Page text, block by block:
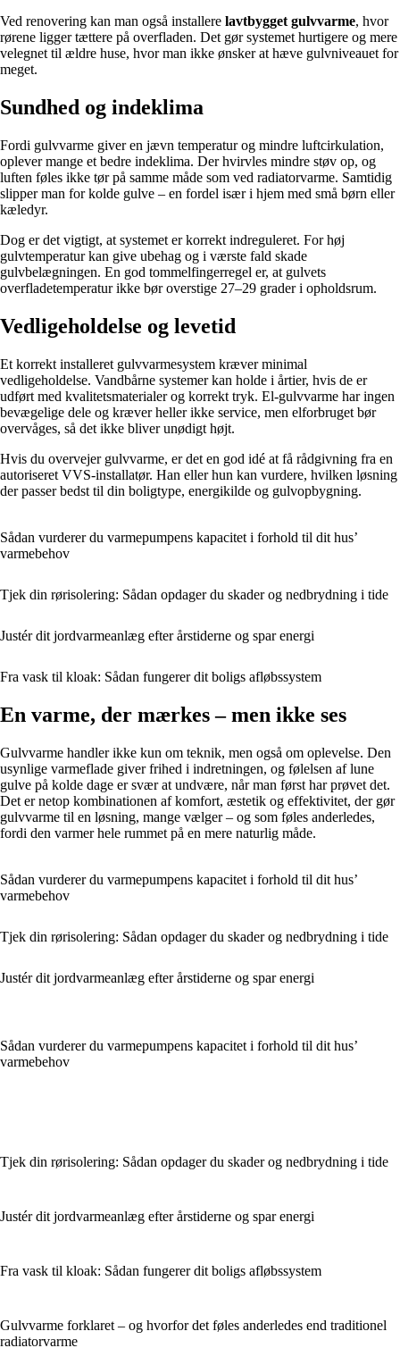
Ved renovering kan man også installere lavtbygget gulvvarme, hvor
rørene ligger tættere på overfladen. Det gør systemet hurtigere og mere
velegnet til ældre huse, hvor man ikke ønsker at hæve gulvniveauet for
meget.
Sundhed og indeklima
Fordi gulvvarme giver en jævn temperatur og mindre luftcirkulation,
oplever mange et bedre indeklima. Der hvirvles mindre støv op, og
luften føles ikke tør på samme måde som ved radiatorvarme. Samtidig
slipper man for kolde gulve – en fordel især i hjem med små børn eller
kæledyr.
Dog er det vigtigt, at systemet er korrekt indreguleret. For høj
gulvtemperatur kan give ubehag og i værste fald skade
gulvbelægningen. En god tommelfingerregel er, at gulvets
overfladetemperatur ikke bør overstige 27–29 grader i opholdsrum.
Vedligeholdelse og levetid
Et korrekt installeret gulvvarmesystem kræver minimal
vedligeholdelse. Vandbårne systemer kan holde i årtier, hvis de er
udført med kvalitetsmaterialer og korrekt tryk. El-gulvvarme har ingen
bevægelige dele og kræver heller ikke service, men elforbruget bør
overvåges, så det ikke bliver unødigt højt.
Hvis du overvejer gulvvarme, er det en god idé at få rådgivning fra en
autoriseret VVS-installatør. Han eller hun kan vurdere, hvilken løsning
der passer bedst til din boligtype, energikilde og gulvopbygning.
Sådan vurderer du varmepumpens kapacitet i forhold til dit hus’
varmebehov
Tjek din rørisolering: Sådan opdager du skader og nedbrydning i tide
Justér dit jordvarmeanlæg efter årstiderne og spar energi
Fra vask til kloak: Sådan fungerer dit boligs afløbssystem
En varme, der mærkes – men ikke ses
Gulvvarme handler ikke kun om teknik, men også om oplevelse. Den
usynlige varmeflade giver frihed i indretningen, og følelsen af lune
gulve på kolde dage er svær at undvære, når man først har prøvet det.
Det er netop kombinationen af komfort, æstetik og effektivitet, der gør
gulvvarme til en løsning, mange vælger – og som føles anderledes,
fordi den varmer hele rummet på en mere naturlig måde.
Sådan vurderer du varmepumpens kapacitet i forhold til dit hus’
varmebehov
Tjek din rørisolering: Sådan opdager du skader og nedbrydning i tide
Justér dit jordvarmeanlæg efter årstiderne og spar energi
Sådan vurderer du varmepumpens kapacitet i forhold til dit hus’
varmebehov
Tjek din rørisolering: Sådan opdager du skader og nedbrydning i tide
Justér dit jordvarmeanlæg efter årstiderne og spar energi
Fra vask til kloak: Sådan fungerer dit boligs afløbssystem
Gulvvarme forklaret – og hvorfor det føles anderledes end traditionel
radiatorvarme